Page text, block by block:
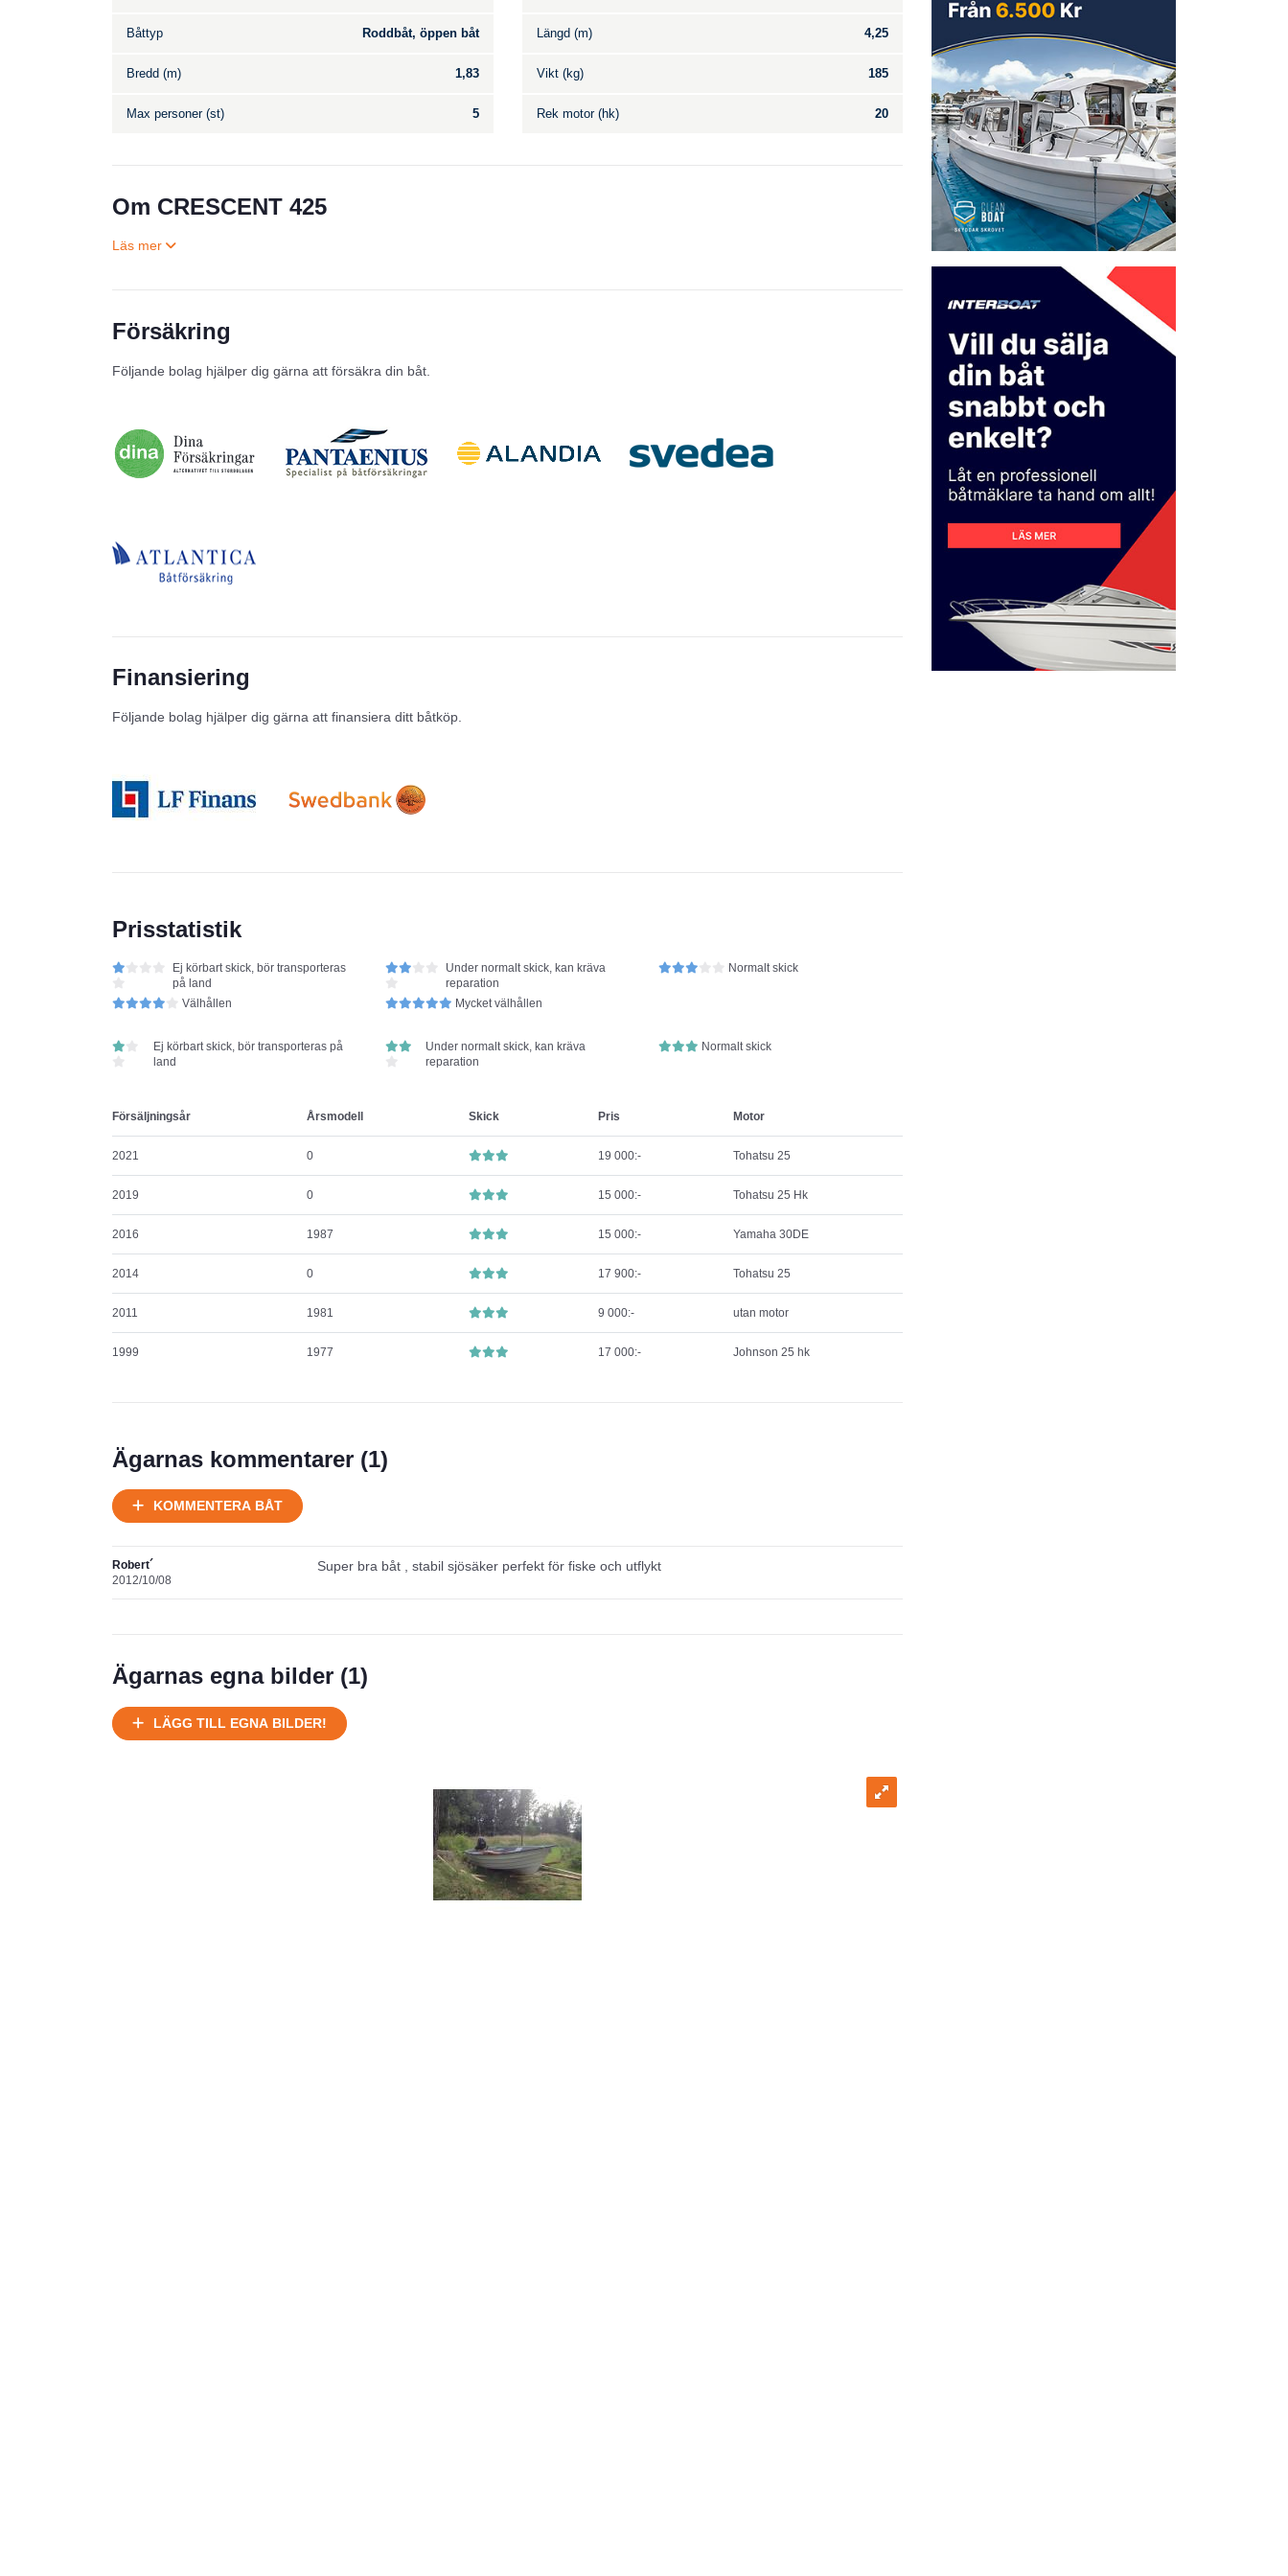
Båttyp Roddbåt, öppen båt Längd (m) 4,25
Bredd (m) 1,83 Vikt (kg) 185
Max personer (st) 5 Rek motor (hk) 20
Om CRESCENT 425
Försäkring
Följande bolag hjälper dig gärna att försäkra din båt.
Finansiering
Följande bolag hjälper dig gärna att finansiera ditt båtköp.
Prisstatistik
Ej körbart skick, bör transporteras
på land
Under normalt skick, kan kräva
reparation
Normalt skick
Välhållen Mycket välhållen
Ej körbart skick, bör transporteras på
land
Under normalt skick, kan kräva
reparation
Normalt skick
Försäljningsår Årsmodell Skick Pris Motor
2021 0 19 000:- Tohatsu 25
2019 0 15 000:- Tohatsu 25 Hk
2016 1987 15 000:- Yamaha 30DE
2014 0 17 900:- Tohatsu 25
2011 1981 9 000:- utan motor
1999 1977 17 000:- Johnson 25 hk
Ägarnas kommentarer (1)
KOMMENTERA BÅT
Robert´
2012/10/08
Super bra båt , stabil sjösäker perfekt för fiske och utflykt
Ägarnas egna bilder (1)
LÄGG TILL EGNA BILDER!